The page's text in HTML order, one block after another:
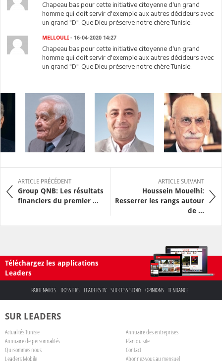
Chapeau bas pour cette initiative citoyenne d'un grand
homme qui doit servir d'exemple aux autres décideurs avec
un grand "D". Que Dieu préserve notre chère Tunisie.
MELLOULI- 16-04-2020 14:27
Chapeau bas pour cette initiative citoyenne d'un grand
homme qui doit servir d'exemple aux autres décideurs avec
un grand "D". Que Dieu préserve notre chère Tunisie.
ARTICLE PRÉCÉDENT
Group QNB: Les résultats
financiers du premier ...
ARTICLE SUIVANT
Houssein Mouelhi:
Resserrer les rangs autour
de ...
Téléchargez les applications
Leaders
PARTENAIRES DOSSIERS LEADERS TV SUCCESS STORY OPINIONS TENDANCE
SUR LEADERS
Actualités Tunisie
Annuaire des entreprises
Annuaire de personnalités
Plan du site
Qui sommes nous
Contact
Leaders Mobile
Abonnez-vous au mensuel